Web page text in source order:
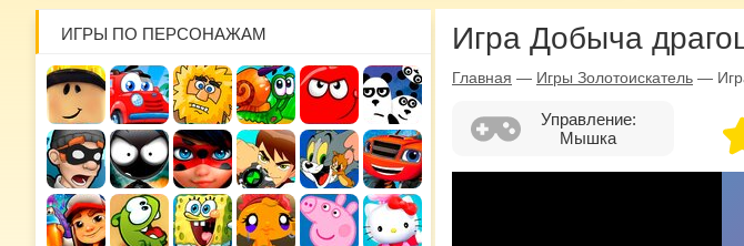
ИГРЫ ПО ПЕРСОНАЖАМ Игра Добыча
Главная — Игры Золотоискатель —
Управление:
Мышка